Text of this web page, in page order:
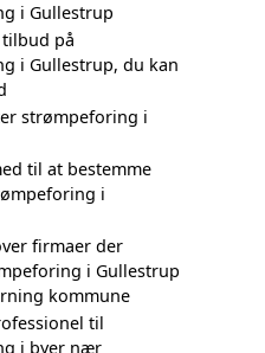
i Gullestrup
tilbud på
i Gullestrup, du kan
strømpeforing i
til at bestemme
i
firmaer der
i Gullestrup
kommune
til
i byer nær